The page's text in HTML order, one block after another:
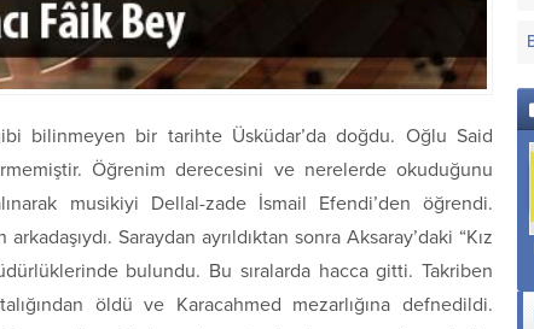
bilinmeyen bir tarihte Üsküdar’da doğdu. Oğlu Said
Öğrenim derecesini ve nerelerde okuduğunu
musikiyi Dellal-zade İsmail Efendi’den öğrendi.
Saraydan ayrıldıktan sonra Aksaray’daki “Kız
bulundu. Bu sıralarda hacca gitti. Takriben
öldü ve Karacahmed mezarlığına defnedildi.
Muhayyer Makamı Pesendide Makamı Basit Şehnâz Bûselik